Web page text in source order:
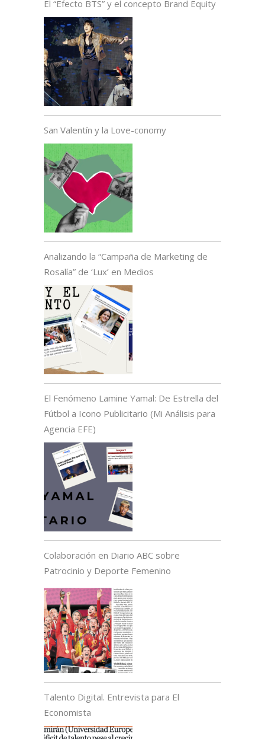
El “Efecto BTS” y el concepto Brand Equity
San Valentín y la Love-conomy
Analizando la “Campaña de Marketing de
Rosalía” de ‘Lux’ en Medios
El Fenómeno Lamine Yamal: De Estrella del
Fútbol a Icono Publicitario (Mi Análisis para
Agencia EFE)
Colaboración en Diario ABC sobre
Patrocinio y Deporte Femenino
Talento Digital. Entrevista para El
Economista